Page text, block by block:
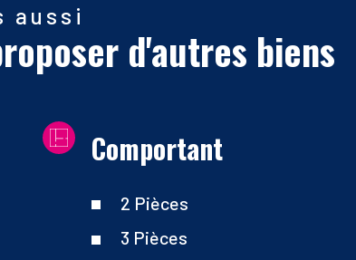
aussi
d'autres biens
Comportant
2 Pièces
3 Pièces